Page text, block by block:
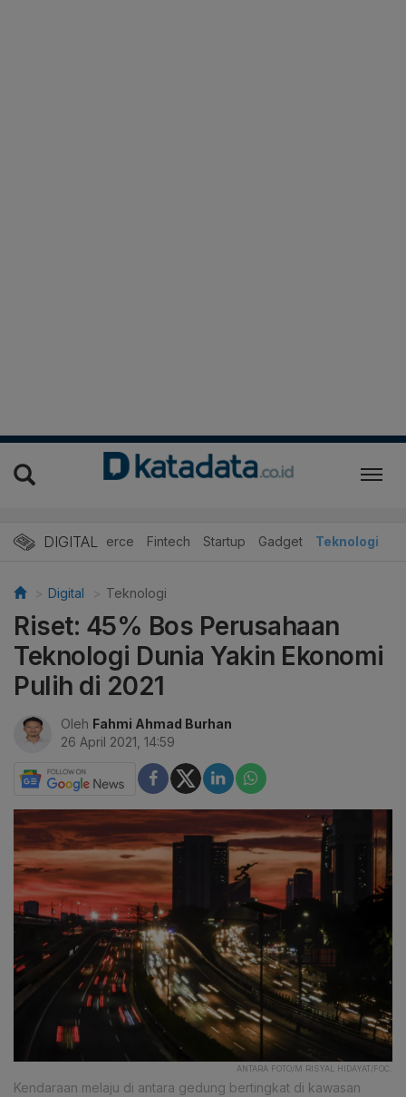
DIGITAL
E-Commerce Fintech Startup Gadget Teknologi
Digital Teknologi
Riset: 45% Bos Perusahaan
Teknologi Dunia Yakin Ekonomi
Pulih di 2021
Oleh Fahmi Ahmad Burhan
26 April 2021, 14:59
ANTARA FOTO/M RISYAL HIDAYAT/FOC.
Kendaraan melaju di antara gedung bertingkat di kawasan